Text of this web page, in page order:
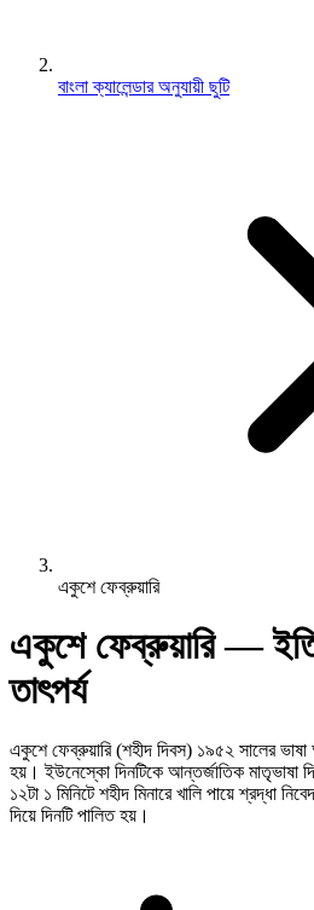
বাংলা ক্যালেন্ডার অনুযায়ী ছুটি
একুশে ফেব্রুয়ারি
একুশে ফেব্রুয়ারি —
তাৎপর্য
একুশে ফেব্রুয়ারি (শহীদ দিবস) ১৯৫২ সালের ভাষা
হয়। ইউনেস্কো দিনটিকে আন্তর্জাতিক মাতৃভাষা
১২টা ১ মিনিটে শহীদ মিনারে খালি পায়ে শ্রদ্ধা
দিয়ে দিনটি পালিত হয়।